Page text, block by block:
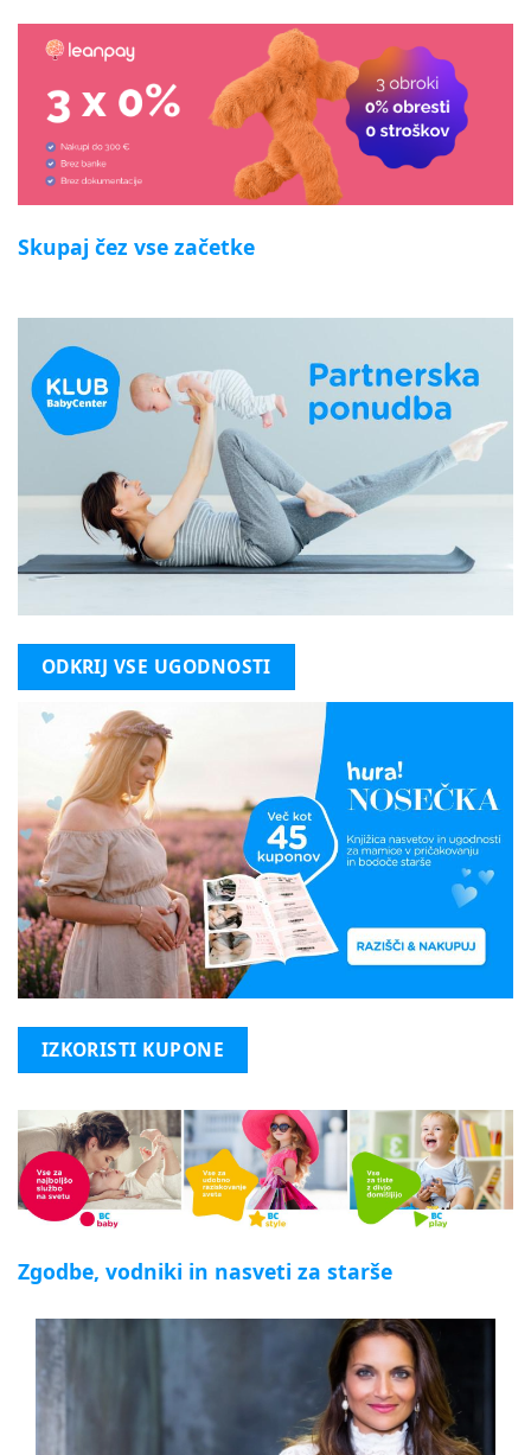
Skupaj čez vse začetke
ODKRIJ VSE UGODNOSTI
IZKORISTI KUPONE
Zgodbe, vodniki in nasveti za starše